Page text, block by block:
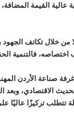
عالية القيمة
خلال تكاتف الجهود
فالتنمية
صناعة الأردن
الاقتصادي، وبعد
تتطلب تركيزًا